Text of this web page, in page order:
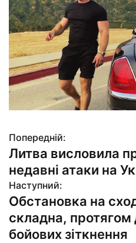
Н
в
і
г
Попередній:
Литва висловила
недавні атаки на
Наступний:
Обстановка на
складна, протягом
бойових зіткнення